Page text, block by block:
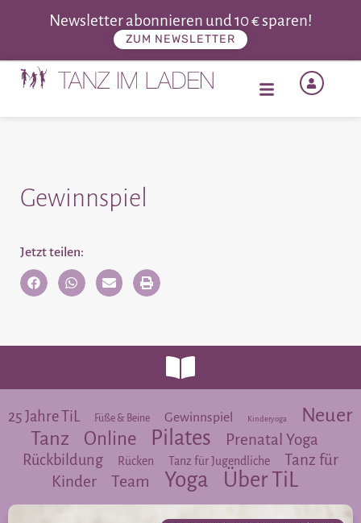
Newsletter abonnieren und 10 € sparen!
ZUM NEWSLETTER
Gewinnspiel
Jetzt teilen:
25 Jahre TiL Füße & Beine Gewinnspiel Kinderyoga
Neuer
Tanz
Online Pilates Prenatal Yoga
Rückbildung Rücken Tanz für Jugendliche
Tanz für
Kinder
Team Yoga Über TiL